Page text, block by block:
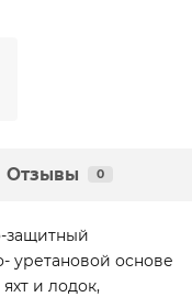
Отзывы 0
защитный
уретановой основе
и лодок,